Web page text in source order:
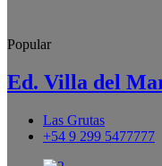
Popular
Ed. Villa del
Las Grutas
+54 9 299 5477777